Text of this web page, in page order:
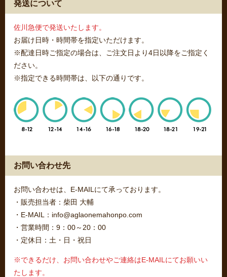
発送について
佐川急便で発送いたします。
お届け日時・時間帯を指定いただけます。
※配達日時ご指定の場合は、ご注文日より4日以降をご指定く
ださい。
※指定できる時間帯は、以下の通りです。
お問い合わせ先
お問い合わせは、E-MAILにて承っております。
・販売担当者：柴田 大輔
・E-MAIL：info@aglaonemahonpo.com
・営業時間：9：00～20：00
・定休日：土・日・祝日
※できるだけ、お問い合わせやご連絡はE-MAILにてお願いい
たします。